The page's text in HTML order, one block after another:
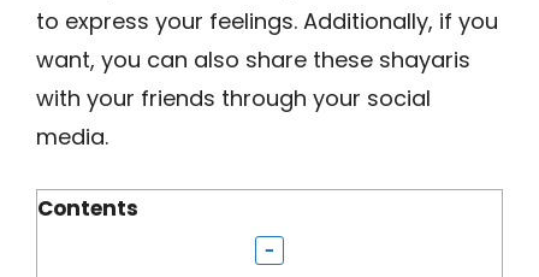
to express your feelings. Additionally, if you
want, you can also share these shayaris
with your friends through your social
media.
Contents